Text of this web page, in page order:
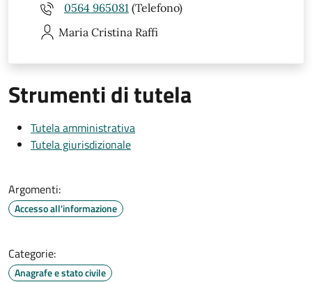
0564 965081 (Telefono)
Maria Cristina Raffi
Strumenti di tutela
Tutela amministrativa
Tutela giurisdizionale
Argomenti:
Accesso all'informazione
Categorie:
Anagrafe e stato civile